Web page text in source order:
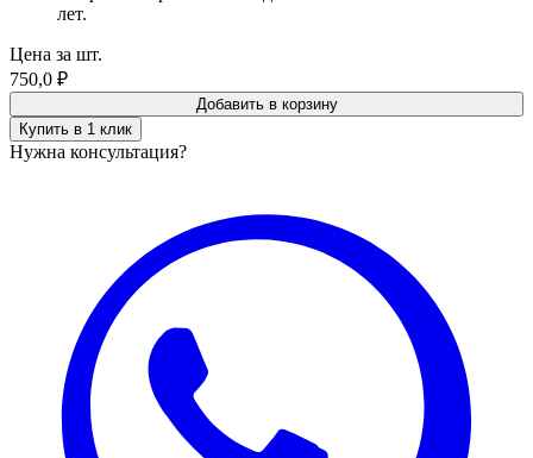
лет.
Цена за шт.
750,0 ₽
Добавить в корзину
Купить в 1 клик
Нужна консультация?